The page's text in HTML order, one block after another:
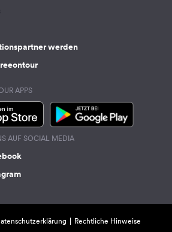
werden
APPS
AUF SOCIAL MEDIA
Rechtliche Hinweise